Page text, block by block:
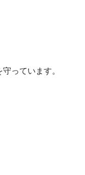
っています。